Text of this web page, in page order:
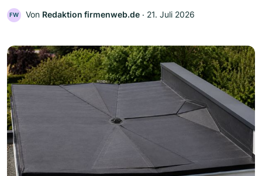
FW Von Redaktion firmenweb.de ‧ 21. Juli 2026